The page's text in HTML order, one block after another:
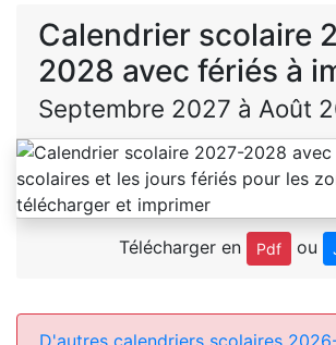
Calendrier scolaire
2028 avec fériés à
Septembre 2027 à Août
Télécharger en Pdf ou
D'autres calendriers scolaires